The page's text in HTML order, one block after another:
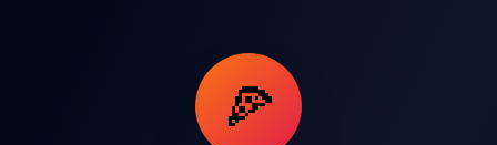
🍕